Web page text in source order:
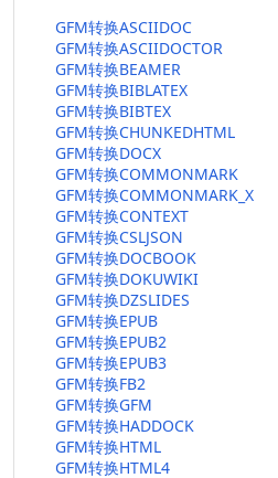
GFM转换ASCIIDOC
GFM转换ASCIIDOCTOR
GFM转换BEAMER
GFM转换BIBLATEX
GFM转换BIBTEX
GFM转换CHUNKEDHTML
GFM转换DOCX
GFM转换COMMONMARK
GFM转换COMMONMARK_X
GFM转换CONTEXT
GFM转换CSLJSON
GFM转换DOCBOOK
GFM转换DOKUWIKI
GFM转换DZSLIDES
GFM转换EPUB
GFM转换EPUB2
GFM转换EPUB3
GFM转换FB2
GFM转换GFM
GFM转换HADDOCK
GFM转换HTML
GFM转换HTML4